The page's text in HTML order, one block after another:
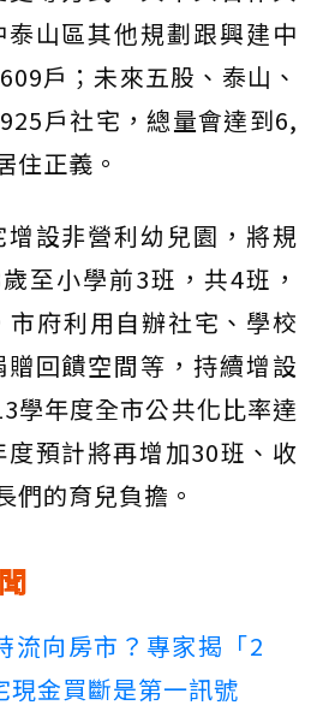
山區其他規劃跟興建中
戶；未來五股、泰山、
戶社宅，總量會達到6,
住正義。
設非營利幼兒園，將規
至小學前3班，共4班，
府利用自辦社宅、學校
回饋空間等，持續增設
學年度全市公共化比率達
預計將再增加30班、收
們的育兒負擔。
流向房市？專家揭「2
現金買斷是第一訊號